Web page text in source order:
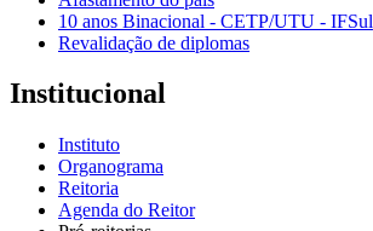
10 anos Binacional - CETP/UTU - IFSul
Revalidação de diplomas
Institucional
Instituto
Organograma
Reitoria
Agenda do Reitor